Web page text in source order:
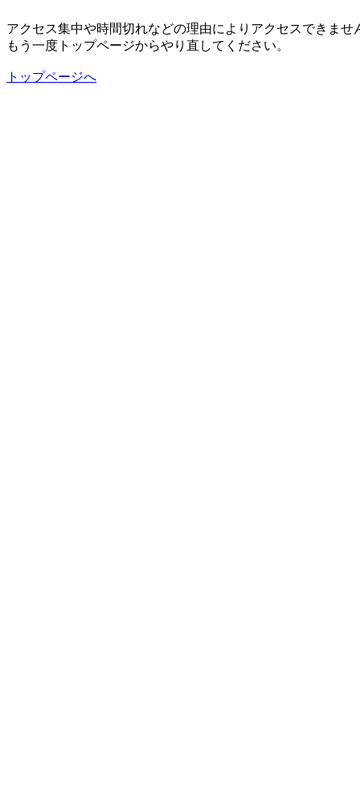
アクセス集中や時間切れなどの理由によりアクセスできませ
もう一度トップページからやり直してください。
トップページへ